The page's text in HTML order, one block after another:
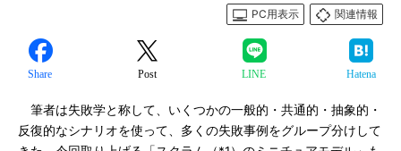
PC用表示
関連情報
Share Post LINE Hatena
筆者は失敗学と称して、いくつかの一般的・共通的・抽象的・
反復的なシナリオを使って、多くの失敗事例をグループ分けして